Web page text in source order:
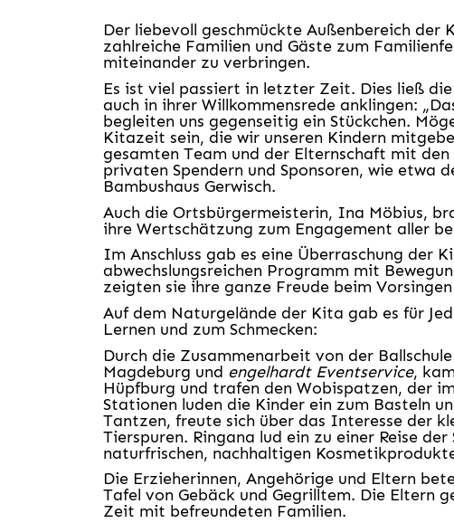
Der liebevoll geschmückte Außenbereich der
zahlreiche Familien und Gäste zum
miteinander zu verbringen.
Es ist viel passiert in letzter Zeit. Dies ließ
auch in ihrer Willkommensrede anklingen:
begleiten uns gegenseitig ein Stückchen.
Kitazeit sein, die wir unseren Kindern
gesamten Team und der Elternschaft mit
privaten Spendern und Sponsoren, wie etwa
Bambushaus Gerwisch.
Auch die Ortsbürgermeisterin, Ina Möbius,
ihre Wertschätzung zum Engagement aller
Im Anschluss gab es eine Überraschung der
abwechslungsreichen Programm mit
zeigten sie ihre ganze Freude beim
Auf dem Naturgelände der Kita gab es für
Lernen und zum Schmecken:
Durch die Zusammenarbeit von der
Magdeburg und engelhardt Eventservice,
Hüpfburg und trafen den Wobispatzen, der
Stationen luden die Kinder ein zum Basteln
Tantzen, freute sich über das Interesse der
Tierspuren. Ringana lud ein zu einer Reise
naturfrischen, nachhaltigen
Die Erzieherinnen, Angehörige und Eltern
Tafel von Gebäck und Gegrilltem. Die Eltern
Zeit mit befreundeten Familien.